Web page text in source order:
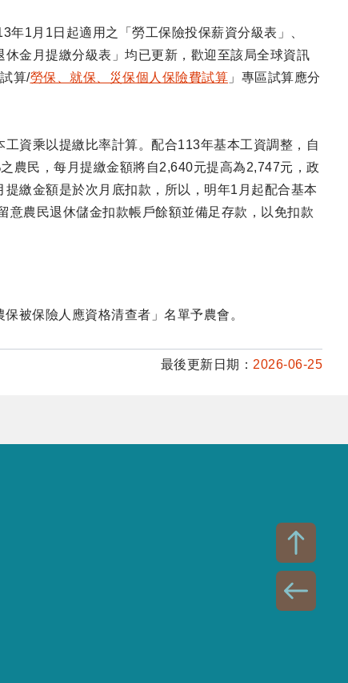
1月1日起適用之「勞工保險投保薪資分級表」、
金月提繳分級表」均已更新，歡迎至該局全球資訊
算/勞保、就保、災保個人保險費試算 」專區試算應分
資乘以提繳比率計算。配合113年基本工資調整，自
農民，每月提繳金額將自2,640元提高為2,747元，政
繳金額是於次月底扣款，所以，明年1月起配合基本
農民退休儲金扣款帳戶餘額並備足存款，以免扣款
被保險人應資格清查者」名單予農會。
最後更新日期： 2026-06-25